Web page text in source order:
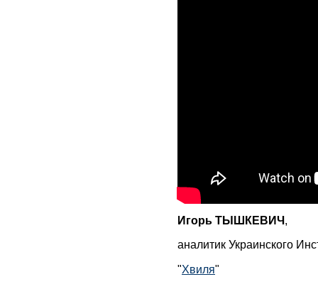
Игорь ТЫШКЕВИЧ,
аналитик Украинского
"Хвиля"